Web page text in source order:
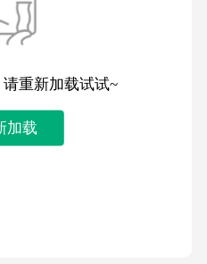
重新加载试试~
加载